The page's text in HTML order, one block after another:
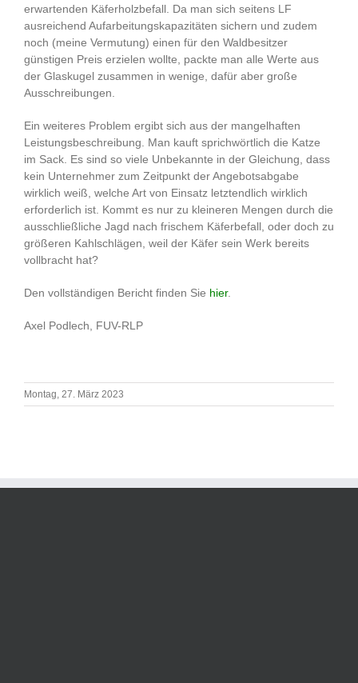
erwartenden Käferholzbefall. Da man sich seitens LF
ausreichend Aufarbeitungskapazitäten sichern und zudem
noch (meine Vermutung) einen für den Waldbesitzer
günstigen Preis erzielen wollte, packte man alle Werte aus
der Glaskugel zusammen in wenige, dafür aber große
Ausschreibungen.
Ein weiteres Problem ergibt sich aus der mangelhaften
Leistungsbeschreibung. Man kauft sprichwörtlich die Katze
im Sack. Es sind so viele Unbekannte in der Gleichung, dass
kein Unternehmer zum Zeitpunkt der Angebotsabgabe
wirklich weiß, welche Art von Einsatz letztendlich wirklich
erforderlich ist. Kommt es nur zu kleineren Mengen durch die
ausschließliche Jagd nach frischem Käferbefall, oder doch zu
größeren Kahlschlägen, weil der Käfer sein Werk bereits
vollbracht hat?
Den vollständigen Bericht finden Sie hier.
Axel Podlech, FUV-RLP
Montag, 27. März 2023